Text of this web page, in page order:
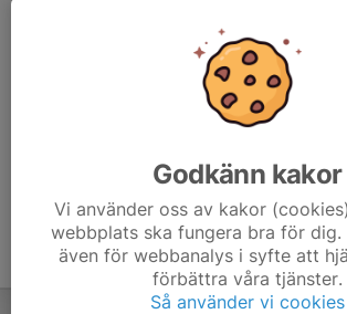
EventID=47062&orgid=2421
Godkänn kakor
Vi använder oss av kakor
webbplats ska fungera bra för dig.
även för webbanalys i syfte att
förbättra våra tjänster.
Så använder vi cookies